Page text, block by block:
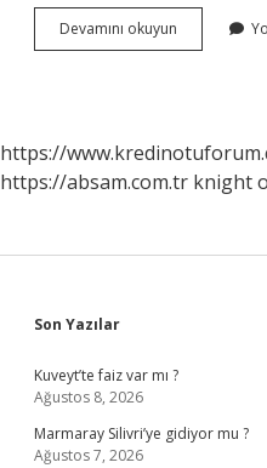
Devamını okuyun
Posta
https://
https://absam.com.tr knight
Sidebar
Son Yazılar
Kuveyt’te faiz var mı ?
Ağustos 8, 2026
Marmaray Silivri’ye gidiyor mu ?
Ağustos 7, 2026